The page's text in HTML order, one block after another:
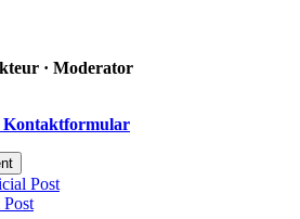
· Moderator
Kontaktformular
Post